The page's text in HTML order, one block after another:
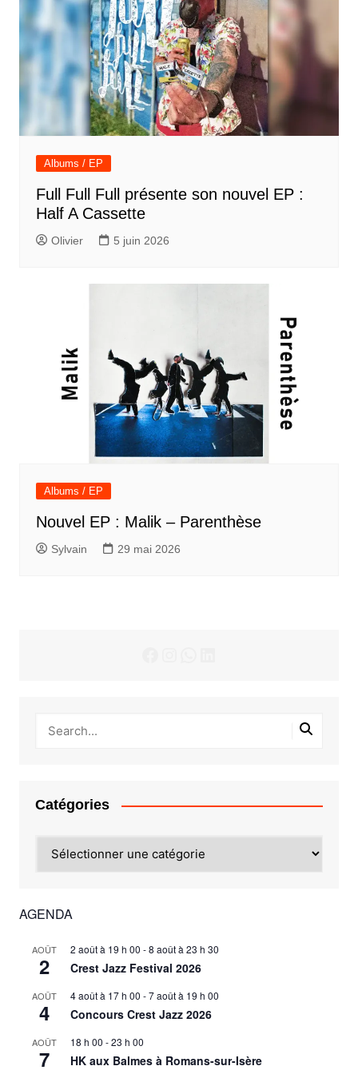
Albums / EP
Full Full Full présente son nouvel EP :
Half A Cassette
Olivier 5 juin 2026
Albums / EP
Nouvel EP : Malik – Parenthèse
Sylvain 29 mai 2026
Catégories
AGENDA
AOÛT
2
2 août à 19 h 00 -8 août à 23 h 30
Crest Jazz Festival 2026
AOÛT
4
4 août à 17 h 00 -7 août à 19 h 00
Concours Crest Jazz 2026
AOÛT
7
18 h 00 -23 h 00
HK aux Balmes à Romans-sur-Isère